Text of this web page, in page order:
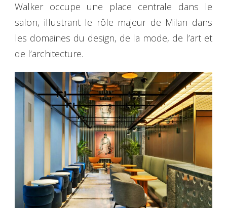
Walker occupe une place centrale dans le
salon, illustrant le rôle majeur de Milan dans
les domaines du design, de la mode, de l’art et
de l’architecture.